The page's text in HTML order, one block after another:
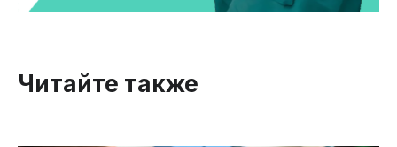
Читайте также